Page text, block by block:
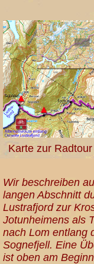
Karte zur
Wir beschreiben
langen Abschnitt
Lustrafjord zur
Jotunheimens als
nach Lom entlang
Sognefjell. Eine
ist oben am